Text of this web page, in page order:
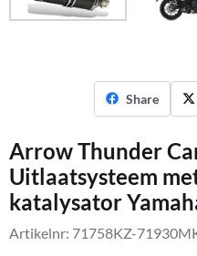
Share
Arrow Thunder
Uitlaatsysteem
katalysator
Artikelnr: 71758KZ-